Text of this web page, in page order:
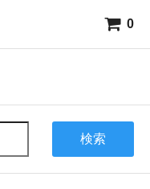
0
検索